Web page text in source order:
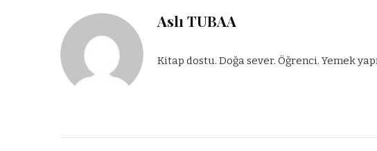
Aslı TUBAA
Kitap dostu. Doğa sever. Öğrenci. Yemek